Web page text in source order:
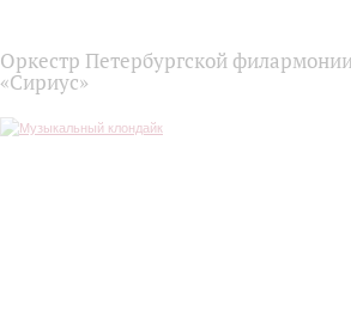
Оркестр Петербургской
«Сириус»